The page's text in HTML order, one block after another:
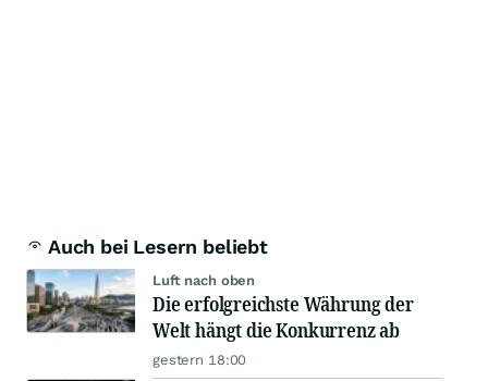
Auch bei Lesern beliebt
Luft nach oben
Die erfolgreichste Währung der
Welt hängt die Konkurrenz ab
gestern 18:00